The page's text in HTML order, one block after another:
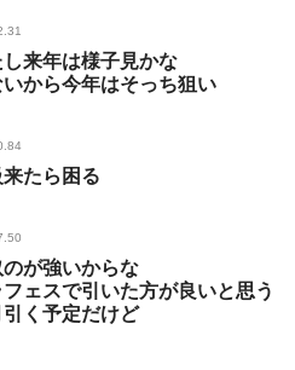
来年は様子見かな
から今年はそっち狙い
たら困る
が強いからな
ェスで引いた方が良いと思う
く予定だけど